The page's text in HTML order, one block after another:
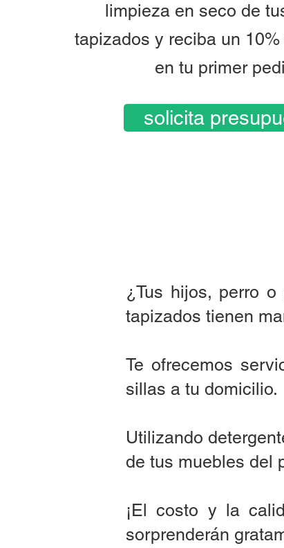
limpieza en seco de
tapizados y reciba un
en tu primer
solicita
¿Tus hijos, perro
tapizados tienen
Te ofrecemos
sillas a tu domicilio.
Utilizando
de tus muebles del
¡El costo y la
sorprenderán